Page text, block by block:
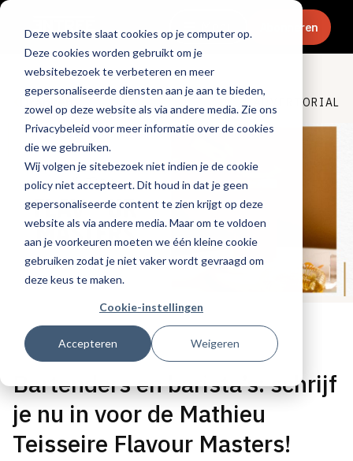
Deze website slaat cookies op je computer op.
Deze cookies worden gebruikt om je
websitebezoek te verbeteren en meer
gepersonaliseerde diensten aan je aan te bieden,
zowel op deze website als via andere media. Zie ons
Privacybeleid voor meer informatie over de cookies
die we gebruiken.
Wij volgen je sitebezoek niet indien je de cookie
policy niet accepteert. Dit houd in dat je geen
gepersonaliseerde content te zien krijgt op deze
website als via andere media. Maar om te voldoen
aan je voorkeuren moeten we één kleine cookie
gebruiken zodat je niet vaker wordt gevraagd om
deze keus te maken.
Cookie-instellingen
Accepteren Weigeren
Menu Abonneren
Dranken ADVERTORIAL
Tags:promotioneel
Gepubliceerd op: 26 april 2024
Bartenders en barista’s: schrijf
je nu in voor de Mathieu
Teisseire Flavour Masters!